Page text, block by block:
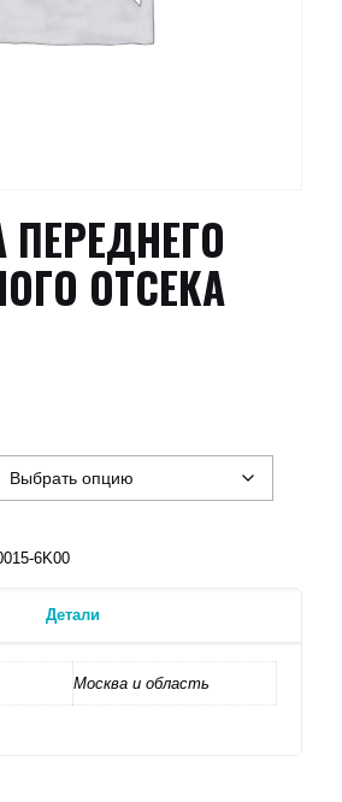
ОТСЕКА
6K00
Детали
Москва и область